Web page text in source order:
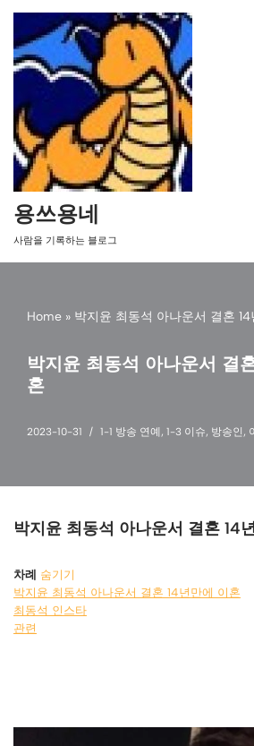
콘
텐
로
건
너
뛰
기
용쓰용네
사람을 기록하는 블로그
Home » 박지윤 최동석 아나운서 결혼
박지윤 최동석 아나운서 결
혼
2023-10-31 1-1 방송 연예 , 1-3 이슈, 방송인 ,
박지윤 최동석 아나운서 결혼 14
차례
숨기기
박지윤 최동석 아나운서 결혼 14년만에 이혼
최동석 인스타
관련